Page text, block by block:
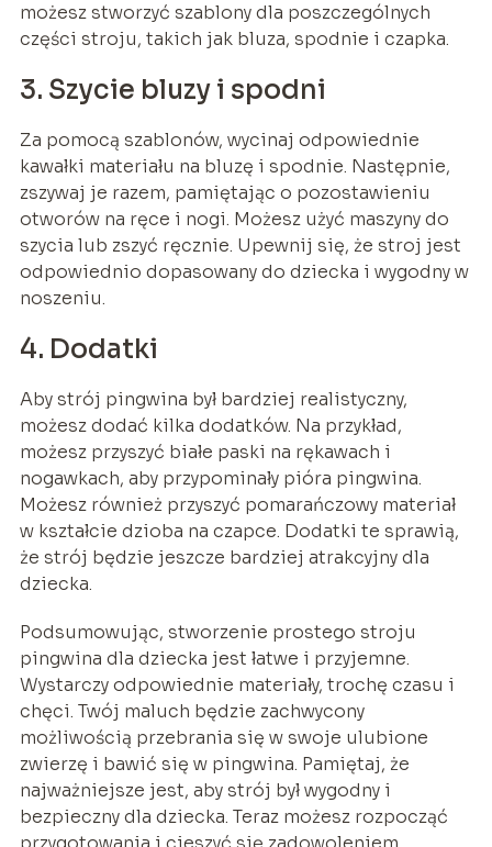
możesz stworzyć szablony dla poszczególnych
części stroju, takich jak bluza, spodnie i czapka.
3. Szycie bluzy i spodni
Za pomocą szablonów, wycinaj odpowiednie
kawałki materiału na bluzę i spodnie. Następnie,
zszywaj je razem, pamiętając o pozostawieniu
otworów na ręce i nogi. Możesz użyć maszyny do
szycia lub zszyć ręcznie. Upewnij się, że stroj jest
odpowiednio dopasowany do dziecka i wygodny w
noszeniu.
4. Dodatki
Aby strój pingwina był bardziej realistyczny,
możesz dodać kilka dodatków. Na przykład,
możesz przyszyć białe paski na rękawach i
nogawkach, aby przypominały pióra pingwina.
Możesz również przyszyć pomarańczowy materiał
w kształcie dzioba na czapce. Dodatki te sprawią,
że strój będzie jeszcze bardziej atrakcyjny dla
dziecka.
Podsumowując, stworzenie prostego stroju
pingwina dla dziecka jest łatwe i przyjemne.
Wystarczy odpowiednie materiały, trochę czasu i
chęci. Twój maluch będzie zachwycony
możliwością przebrania się w swoje ulubione
zwierzę i bawić się w pingwina. Pamiętaj, że
najważniejsze jest, aby strój był wygodny i
bezpieczny dla dziecka. Teraz możesz rozpocząć